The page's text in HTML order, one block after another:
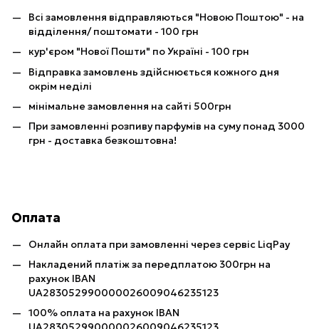
Всі замовлення відправляються "Новою Поштою" - на
відділення/ поштомати - 100 грн
кур'єром "Нової Пошти" по Україні - 100 грн
Відправка замовлень здійснюється кожного дня
окрім неділі
мінімальне замовлення на сайті 500грн
При замовленні розпиву парфумів на суму понад 3000
грн - доставка безкоштовна!
Оплата
Онлайн оплата при замовленні через сервіс LiqPay
Накладений платіж за передплатою 300грн на
рахунок IBAN
UA283052990000026009046235123
100% оплата на рахунок IBAN